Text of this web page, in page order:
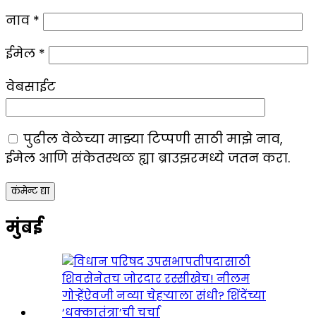
नाव *
ईमेल *
वेबसाईट
पुढील वेळेच्या माझ्या टिप्पणी साठी माझे नाव,
ईमेल आणि संकेतस्थळ ह्या ब्राउझरमध्ये जतन करा.
मुंबई